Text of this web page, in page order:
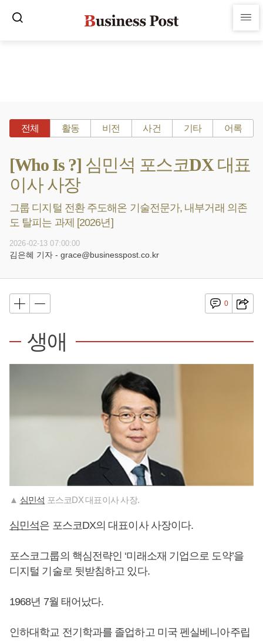
전체 활동 비전 사건 기타 어록
[Who Is ?] 심민석 포스코DX 대표
이사 사장
그룹 디지털 전환 주도해온 기술전문가, 내부거래 의존
도 탈피는 과제 [2026년]
2026-02-13 07:00:00
김은혜 기자 - grace@businesspost.co.kr
0
생애
▲ 심민석 포스코DX 대표이사 사장.
심민석은 포스코DX의 대표이사 사장이다.
포스코그룹의 핵심전략인 ‘미래소재 기업으로 도약’을
디지털 기술로 뒷받침하고 있다.
1968년 7월 태어났다.
인하대학교 전기학과를 졸업하고 미국 펜실베니아주립